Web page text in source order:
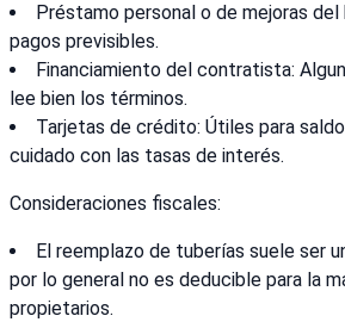
Préstamo personal o de mejoras
pagos previsibles.
Financiamiento del contratista:
lee bien los términos.
Tarjetas de crédito: Útiles para
cuidado con las tasas de interés.
Consideraciones fiscales:
El reemplazo de tuberías suele ser
por lo general no es deducible para la
propietarios.